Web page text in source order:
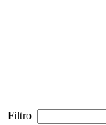
Filtro